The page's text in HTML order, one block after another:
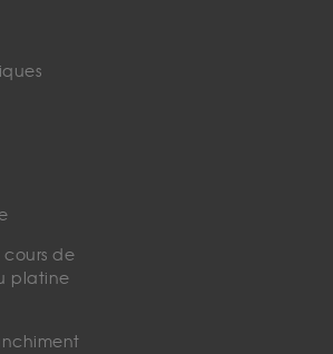
cours de
platine